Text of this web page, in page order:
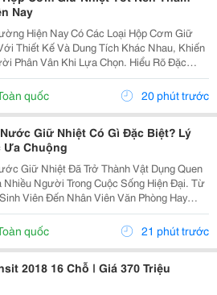
Nay
Hiện Nay Có Các Loại Hộp Cơm Giữ
Thiết Kế Và Dung Tích Khác Nhau, Khiến
Phân Vân Khi Lựa Chọn. Hiểu Rõ Đặc
Loại Sẽ Giúp Bạn Dễ Dàng Tìm Được
Phù Hợp Với Nhu Cầu Sử Dụng Hằng Ngày.
quốc 20 phút trước
Giữ Nhiệt Có Gì Đặc Biệt? Lý
Chuộng
Giữ Nhiệt Đã Trở Thành Vật Dụng Quen
Nhiều Người Trong Cuộc Sống Hiện Đại. Từ
Viên Đến Nhân Viên Văn Phòng Hay
Xuyên Di Chuyển Đều Có Thể Sử Dụng
Đồ Uống Yêu Thích. Vậy Điều Gì Khiến
quốc 21 phút trước
2018 16 Chỗ | Giá 370 Triệu